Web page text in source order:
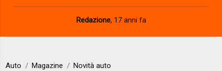
Redazione, 17 anni fa
Auto Magazine Novità auto